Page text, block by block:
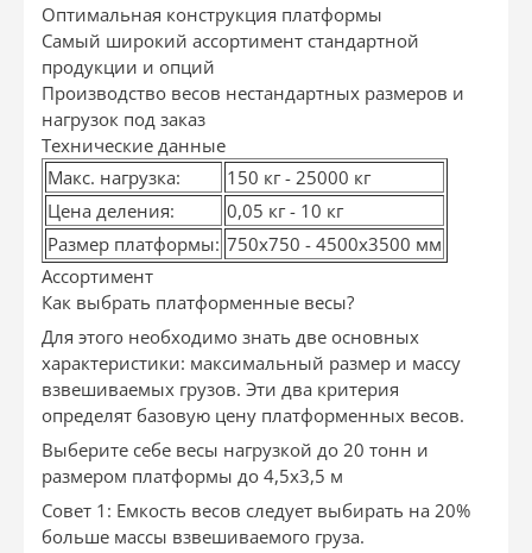
Оптимальная конструкция платформы
Самый широкий ассортимент стандартной
продукции и опций
Производство весов нестандартных размеров и
нагрузок под заказ
Технические данные
Макс. нагрузка:
150 кг - 25000 кг
Цена деления:
0,05 кг - 10 кг
Размер платформы: 750х750 - 4500х3500 мм
Ассортимент
Как выбрать платформенные весы?
Для этого необходимо знать две основных
характеристики: максимальный размер и массу
взвешиваемых грузов. Эти два критерия
определят базовую цену платформенных весов.
Выберите себе весы нагрузкой до 20 тонн и
размером платформы до 4,5х3,5 м
Совет 1: Емкость весов следует выбирать на 20%
больше массы взвешиваемого груза.